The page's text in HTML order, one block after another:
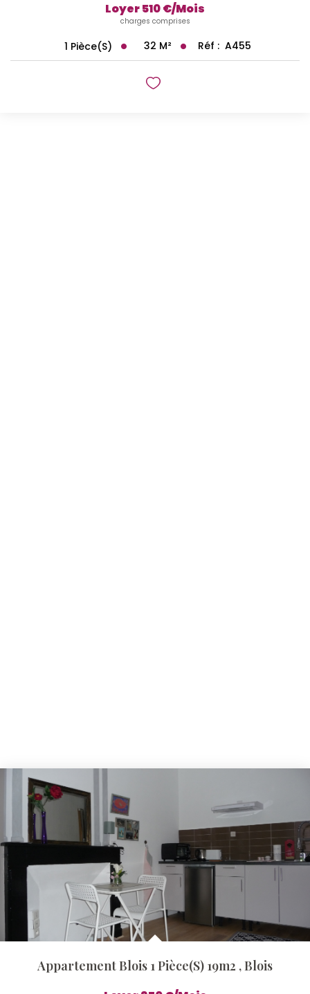
Loyer 510 €/mois
charges comprises
1 Pièce(s) 32 M² Réf : A455
Appartement Blois 1 Pièce(s) 19m2 ,Blois